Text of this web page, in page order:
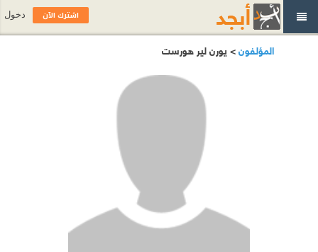
المؤلفون> يورن لير هورست
اشترك الآن دخول